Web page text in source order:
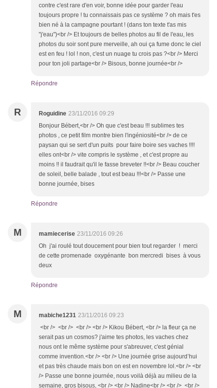
contre c'est rare d'en voir, bonne idée pour garder l'eau
toujours propre ! tu connaissais pas ce système ? oh mais t'es
bien né à la campagne pourtant ! (dans ton texte t'as mis
"j'eau")<br /> Et toujours de belles photos au fil de l'eau, les
photos du soir sont pure merveille, ah oui ça fume donc le ciel
est en feu ! lol ! non, c'est un nuage tu crois pas ?<br /> Merci
pour ton joli partage<br /> Bisous, bonne journée<br />
Répondre
R Roguidine 23/11/2016 09:29
Bonjour Bébert,<br /> Oh que c'est beau !!! sublimes tes
photos , ce petit film montre bien l'ingéniosité<br /> de ce
paysan qui se sert d'un puits pour faire boire ses vaches !!!!
elles ont<br /> vite compris le système , et c'est propre au
moins !! il faudrait qu'il le fasse breveter !!<br /> Beau coucher
de soleil, belle balade , tout est beau !!!<br /> Passe une
bonne journée, bises
Répondre
M mamiecerise 23/11/2016 09:26
Oh j'ai roulé tout doucement pour bien tout regarder ! merci
de cette promenade oxygénante bon mercredi bises à vous
deux
Répondre
M mabiche1231 23/11/2016 09:23
<br /> <br /> <br /> <br /> Kikou Bébert, <br /> la fleur ça ne
serait pas un cosmos? j'aime tes photos, les vaches chez
nous ont le même système pour s'abreuver, c'est génial
comme invention.<br /> <br /> Une journée grise aujourd’hui
et pas très chaude mais bon on est en novembre lol.<br /> <br
/> Passe une bonne journée, nous voilà déjà au milieu de la
semaine, gros bisous, <br /> <br /> Nadine<br /> <br /> <br />